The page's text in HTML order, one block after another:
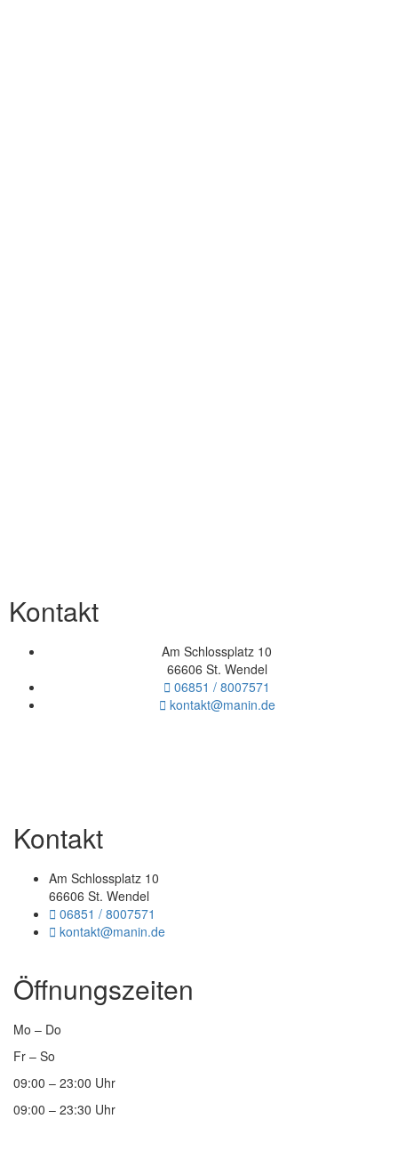
Kontakt
Am Schlossplatz 10
66606 St. Wendel
06851 / 8007571
kontakt@manin.de
Kontakt
Am Schlossplatz 10
66606 St. Wendel
06851 / 8007571
kontakt@manin.de
Öffnungszeiten
Mo – Do
Fr – So
09:00 – 23:00 Uhr
09:00 – 23:30 Uhr